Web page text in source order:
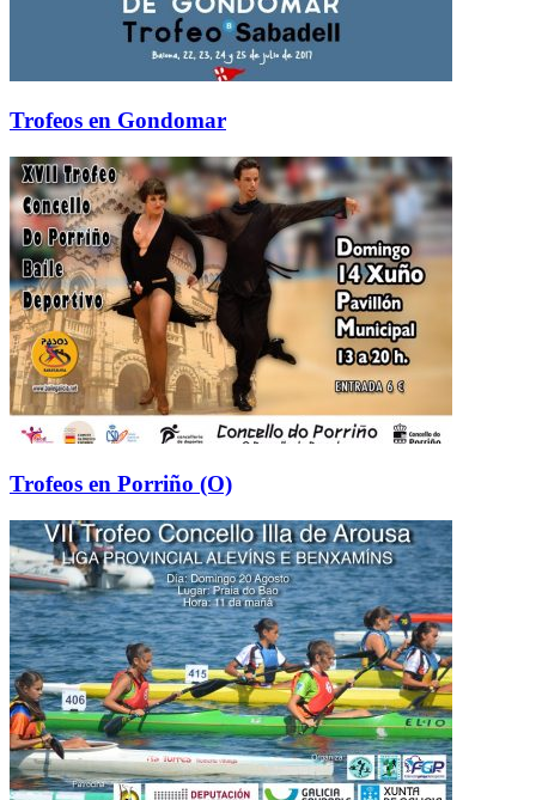
Trofeos en Gondomar
Trofeos en Porriño (O)